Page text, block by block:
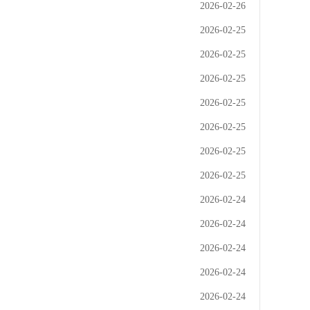
2026-02-26
2026-02-25
2026-02-25
2026-02-25
2026-02-25
2026-02-25
2026-02-25
2026-02-25
2026-02-24
2026-02-24
2026-02-24
2026-02-24
2026-02-24